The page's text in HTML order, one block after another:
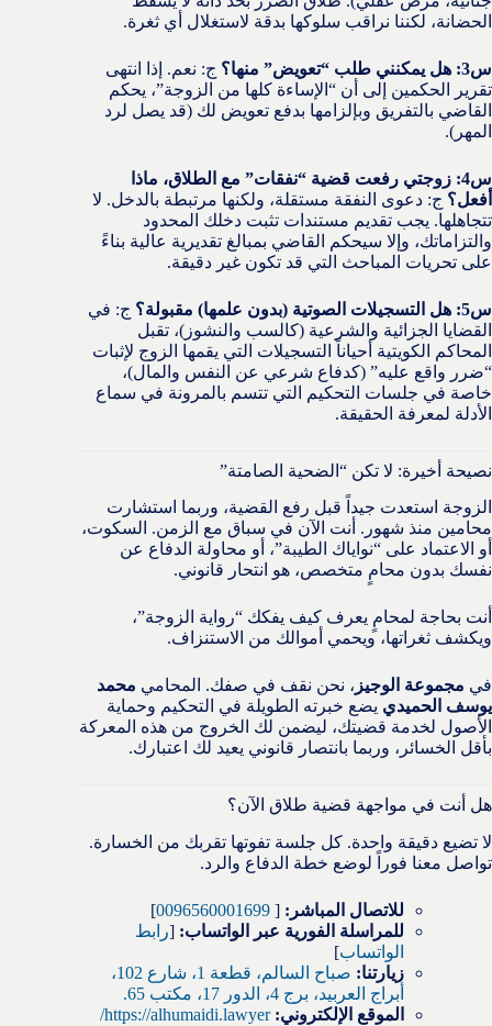
الحضانة، لكننا نراقب سلوكها بدقة لاستغلال أي ثغرة.
س3: هل يمكنني طلب “تعويض” منها؟
ج: نعم. إذا انتهى
تقرير الحكمين إلى أن “الإساءة كلها من الزوجة”، يحكم
القاضي بالتفريق وبإلزامها بدفع تعويض لك (قد يصل لرد
المهر).
س4: زوجتي رفعت قضية “نفقات” مع الطلاق، ماذا
أفعل؟ ج: دعوى النفقة مستقلة، ولكنها مرتبطة بالدخل. لا
تتجاهلها. يجب تقديم مستندات تثبت دخلك المحدود
والتزاماتك، وإلا سيحكم القاضي بمبالغ تقديرية عالية بناءً
على تحريات المباحث التي قد تكون غير دقيقة.
س5: هل التسجيلات الصوتية (بدون علمها) مقبولة؟
ج: في
القضايا الجزائية والشرعية (كالسب والنشوز)، تقبل
المحاكم الكويتية أحياناً التسجيلات التي يقمها الزوج لإثبات
“ضرر واقع عليه” (كدفاع شرعي عن النفس والمال)،
خاصة في جلسات التحكيم التي تتسم بالمرونة في سماع
الأدلة لمعرفة الحقيقة.
نصيحة أخيرة: لا تكن “الضحية الصامتة”
الزوجة استعدت جيداً قبل رفع القضية، وربما استشارت
محامين منذ شهور. أنت الآن في سباق مع الزمن. السكوت،
أو الاعتماد على “نواياك الطيبة”، أو محاولة الدفاع عن
نفسك بدون محامٍ متخصص، هو انتحار قانوني.
أنت بحاجة لمحامٍ يعرف كيف يفكك “رواية الزوجة”،
ويكشف ثغراتها، ويحمي أموالك من الاستنزاف.
في مجموعة الوجيز ، نحن نقف في صفك. المحامي محمد
يوسف الحميدي يضع خبرته الطويلة في التحكيم وحماية
الأصول لخدمة قضيتك، ليضمن لك الخروج من هذه المعركة
بأقل الخسائر، وربما بانتصار قانوني يعيد لك اعتبارك.
هل أنت في مواجهة قضية طلاق الآن؟
لا تضيع دقيقة واحدة. كل جلسة تفوتها تقربك من الخسارة.
تواصل معنا فوراً لوضع خطة الدفاع والرد.
للاتصال المباشر: [
0096560001699
]
للمراسلة الفورية عبر الواتساب: [رابط
الواتساب]
زيارتنا:
صباح السالم، قطعة 1، شارع 102،
أبراج العربيد، برج 4، الدور 17، مكتب 65.
الموقع الإلكتروني: https://alhumaidi.lawyer/